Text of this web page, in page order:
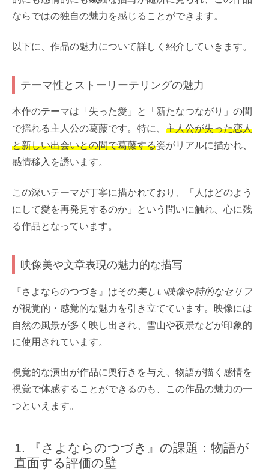
ならではの独自の魅力を感じることができます。
以下に、作品の魅力について詳しく紹介していきます。
テーマ性とストーリーテリングの魅力
本作のテーマは「失った愛」と「新たなつながり」の間
で揺れる主人公の葛藤です。特に、 主人公が失った恋人
と新しい出会いとの間で葛藤する姿がリアルに描かれ、
感情移入を誘います。
この深いテーマが丁寧に描かれており、「人はどのよう
にして愛を再発見するのか」という問いに触れ、心に残
る作品となっています。
映像美や文章表現の魅力的な描写
『さよならのつづき』はその美しい映像や詩的なセリフ
が視覚的・感覚的な魅力を引き立てています。映像には
自然の風景が多く映し出され、雪山や夜景などが印象的
に使用されています。
視覚的な演出が作品に奥行きを与え、物語が描く感情を
視覚で体感することができるのも、この作品の魅力の一
つといえます。
『さよならのつづき』の課題：物語が
直面する評価の壁